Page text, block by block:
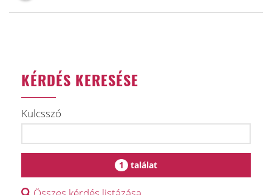
KÉRDÉS KERESÉSE
Kulcsszó
1 találat